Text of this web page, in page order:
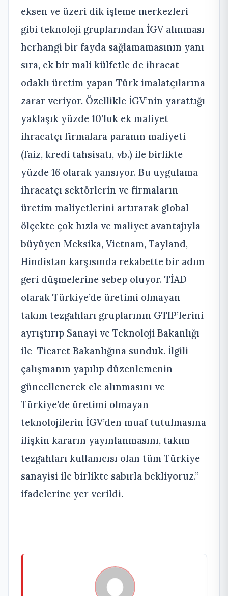
eksen ve üzeri dik işleme merkezleri
gibi teknoloji gruplarından İGV alınması
herhangi bir fayda sağlamamasının yanı
sıra, ek bir mali külfetle de ihracat
odaklı üretim yapan Türk imalatçılarına
zarar veriyor. Özellikle İGV’nin yarattığı
yaklaşık yüzde 10’luk ek maliyet
ihracatçı firmalara paranın maliyeti
(faiz, kredi tahsisatı, vb.) ile birlikte
yüzde 16 olarak yansıyor. Bu uygulama
ihracatçı sektörlerin ve firmaların
üretim maliyetlerini artırarak global
ölçekte çok hızla ve maliyet avantajıyla
büyüyen Meksika, Vietnam, Tayland,
Hindistan karşısında rekabette bir adım
geri düşmelerine sebep oluyor. TİAD
olarak Türkiye’de üretimi olmayan
takım tezgahları gruplarının GTIP’lerini
ayrıştırıp Sanayi ve Teknoloji Bakanlığı
ile Ticaret Bakanlığına sunduk. İlgili
çalışmanın yapılıp düzenlemenin
güncellenerek ele alınmasını ve
Türkiye’de üretimi olmayan
teknolojilerin İGV’den muaf tutulmasına
ilişkin kararın yayınlanmasını, takım
tezgahları kullanıcısı olan tüm Türkiye
sanayisi ile birlikte sabırla bekliyoruz.”
ifadelerine yer verildi.